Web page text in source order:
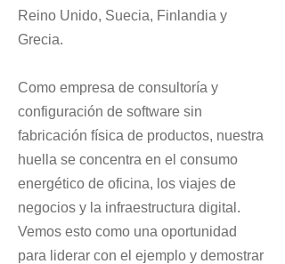
Reino Unido, Suecia, Finlandia y
Grecia.
Como empresa de consultoría y
configuración de software sin
fabricación física de productos, nuestra
huella se concentra en el consumo
energético de oficina, los viajes de
negocios y la infraestructura digital.
Vemos esto como una oportunidad
para liderar con el ejemplo y demostrar